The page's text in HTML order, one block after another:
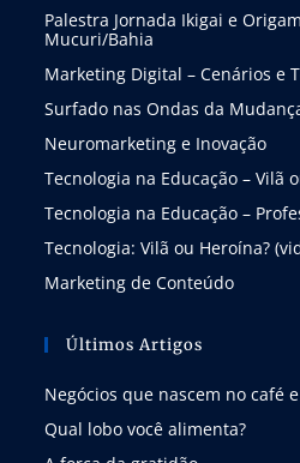
Palestra Jornada Ikigai e
Mucuri/Bahia
Marketing Digital – Cenários e
Surfado nas Ondas da
Neuromarketing e Inovação
Tecnologia na Educação – Vilã
Tecnologia na Educação –
Tecnologia: Vilã ou Heroína?
Marketing de Conteúdo
Últimos Artigos
Negócios que nascem no café
Qual lobo você alimenta?